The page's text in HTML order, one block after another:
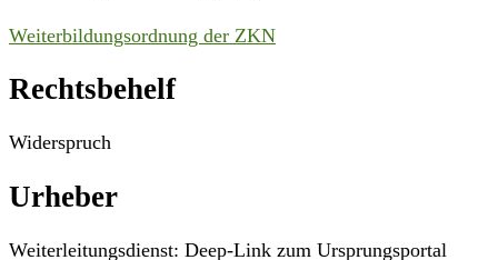
Weiterbildungsordnung der ZKN
Rechtsbehelf
Widerspruch
Urheber
Weiterleitungsdienst: Deep-Link zum Ursprungsportal